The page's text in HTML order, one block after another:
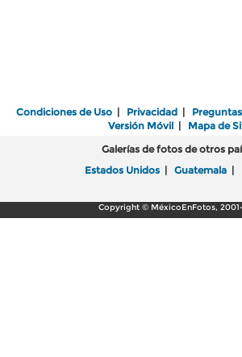
Condiciones de Uso | Privacidad |
Versión Móvil| Mapa de
Galerías de fotos de otros
Estados Unidos | Guatemala |
Copyright © MéxicoEnFotos,